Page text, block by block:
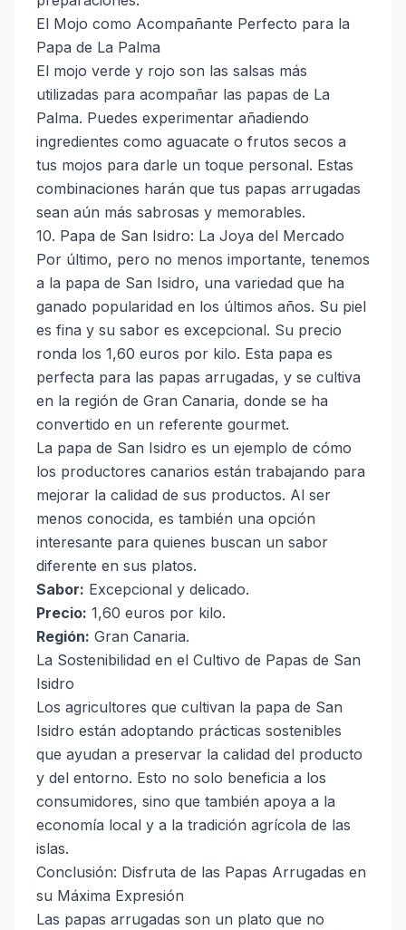
El Mojo como Acompañante Perfecto para la
Papa de La Palma
El mojo verde y rojo son las salsas más
utilizadas para acompañar las papas de La
Palma. Puedes experimentar añadiendo
ingredientes como aguacate o frutos secos a
tus mojos para darle un toque personal. Estas
combinaciones harán que tus papas arrugadas
sean aún más sabrosas y memorables.
10. Papa de San Isidro: La Joya del Mercado
Por último, pero no menos importante, tenemos
a la papa de San Isidro, una variedad que ha
ganado popularidad en los últimos años. Su piel
es fina y su sabor es excepcional. Su precio
ronda los 1,60 euros por kilo. Esta papa es
perfecta para las papas arrugadas, y se cultiva
en la región de Gran Canaria, donde se ha
convertido en un referente gourmet.
La papa de San Isidro es un ejemplo de cómo
los productores canarios están trabajando para
mejorar la calidad de sus productos. Al ser
menos conocida, es también una opción
interesante para quienes buscan un sabor
diferente en sus platos.
Sabor: Excepcional y delicado.
Precio: 1,60 euros por kilo.
Región: Gran Canaria.
La Sostenibilidad en el Cultivo de Papas de San
Isidro
Los agricultores que cultivan la papa de San
Isidro están adoptando prácticas sostenibles
que ayudan a preservar la calidad del producto
y del entorno. Esto no solo beneficia a los
consumidores, sino que también apoya a la
economía local y a la tradición agrícola de las
islas.
Conclusión: Disfruta de las Papas Arrugadas en
su Máxima Expresión
Las papas arrugadas son un plato que no